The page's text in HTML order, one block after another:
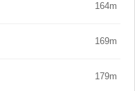
164m
169m
179m